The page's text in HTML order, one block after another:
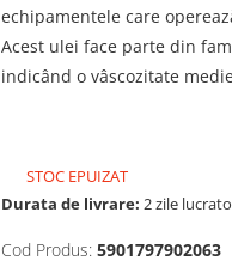
echipamentele care
Acest ulei face parte din
indicând o vâscozitate
STOC EPUIZAT
Durata de livrare: 2 zile
Cod Produs: 5901797902063